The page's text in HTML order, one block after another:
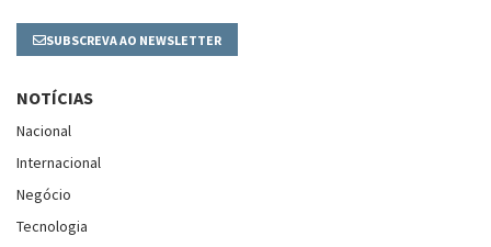
SUBSCREVA AO NEWSLETTER
NOTÍCIAS
Nacional
Internacional
Negócio
Tecnologia